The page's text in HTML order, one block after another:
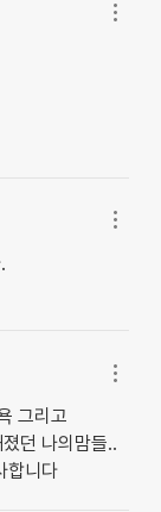
그리고
던 나의맘들..
합니다